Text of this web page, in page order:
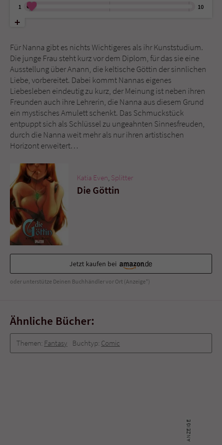
1
10
Für Nanna gibt es nichts Wichtigeres als ihr Kunststudium.
Die junge Frau steht kurz vor dem Diplom, für das sie eine
Ausstellung über Anann, die keltische Göttin der sinnlichen
Liebe, vorbereitet. Dabei kommt Nannas eigenes
Liebesleben eindeutig zu kurz, der Meinung ist neben ihren
Freunden auch ihre Lehrerin, die Nanna aus diesem Grund
ein mystisches Amulett schenkt. Das Schmuckstück
entpuppt sich als Schlüssel zu ungeahnten Sinnesfreuden,
durch die Nanna weit mehr als nur ihren artistischen
Horizont erweitert…
Katia Even, Splitter
Die Göttin
Jetzt kaufen bei
oder unterstütze Deinen Buchhändler vor Ort (Anzeige*)
Ähnliche Bücher:
Themen: Fantasy Buchtyp: Comic
Anbieter Literatur-Couch Medien GmbH & Co. KG
Laufzeit 1 Jahr
Zweck Cookie für Kommentare einzelner Buchtitel
Name fe_typo_user
Anbieter Literatur-Couch Medien GmbH & Co. KG
Laufzeit
Zweck
Dieses Cookie gewährleistet die